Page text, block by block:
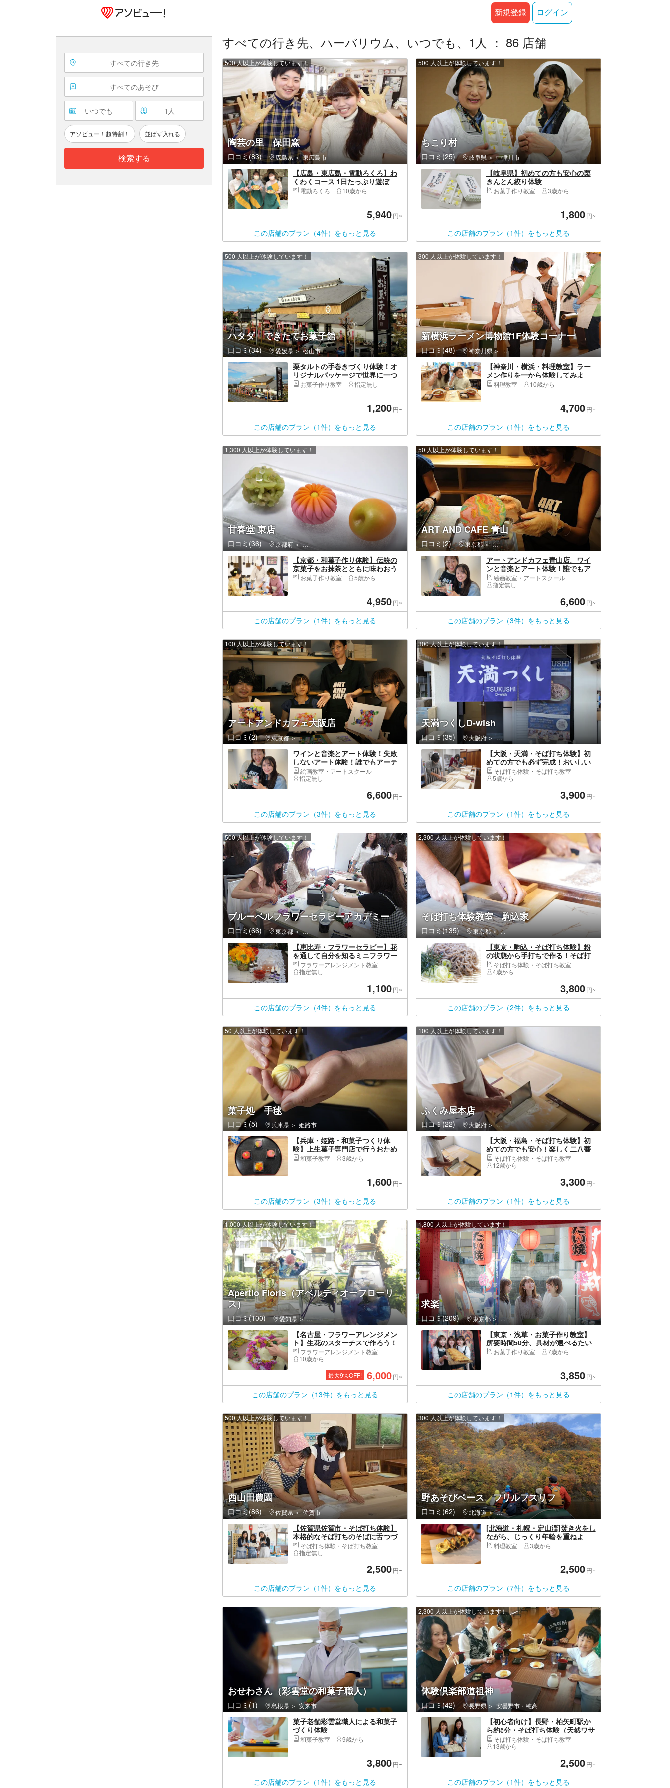
新規登録 ログイン
すべての行き先
すべてのあそび
いつでも 1 人
アソビュー！超特割！ 並ばず入れる
検索する
すべての行き先、ハーバリウム、いつでも、1人 ： 86 店舗
陶芸の里 保田窯
口コミ(83) 広島県 東広島市
500 人以上が体験しています！
【広島・東広島・電動ろくろ】わ
くわくコース 1日たっぷり遊ぼ
う！電動 ロクロ＆ピザ焼き体験
電動ろくろ 10歳から
5,940円~
この店舗のプラン（4件）をもっと見る
ちこり村
口コミ(25) 岐阜県 中津川市
500 人以上が体験しています！
【岐阜県】初めての方も安心の栗
きんとん絞り体験
お菓子作り教室 3歳から
1,800円~
この店舗のプラン（1件）をもっと見る
ハタダ できたてお菓子館
口コミ(34) 愛媛県 松山市
500 人以上が体験しています！
栗タルトの手巻きづくり体験！オ
リジナルパッケージで世界に一つ
だけのタルトを作り！
お菓子作り教室 指定無し
1,200円~
この店舗のプラン（1件）をもっと見る
新横浜ラーメン博物館1F体験コーナー
口コミ(48) 神奈川県 港北区（横浜市）・新横浜・綱島
300 人以上が体験しています！
【神奈川・横浜・料理教室】ラー
メン作りを一から体験してみよ
う！麺（2食分）
料理教室 10歳から
4,700円~
この店舗のプラン（1件）をもっと見る
甘春堂 東店
口コミ(36) 京都府 東山区（京都市）・祇園・嵯峨野
1,300 人以上が体験しています！
【京都・和菓子作り体験】伝統の
京菓子をお抹茶とともに味わおう
（上生菓子3個、干菓子1個、）※特
お菓子作り教室 5歳から
4,950円~
この店舗のプラン（1件）をもっと見る
ART AND CAFE 青山
口コミ(2) 東京都 渋谷区・原宿・恵比寿・代官山
50 人以上が体験しています！
アートアンドカフェ青山店。ワイ
ンと音楽とアート体験！誰でもア
ーティストになれる場所！大人
気！たらし込みアート（ポーリン
絵画教室・アートスクール
指定無し
6,600円~
この店舗のプラン（3件）をもっと見る
アートアンドカフェ大阪店
口コミ(2) 東京都 渋谷区・原宿・恵比寿・代官山
100 人以上が体験しています！
ワインと音楽とアート体験！失敗
しないアート体験！誰でもアーテ
ィストになれる場所！大人気！た
らし込みアート（ポーリングアー
絵画教室・アートスクール
指定無し
6,600円~
この店舗のプラン（3件）をもっと見る
天満つくしD-wish
口コミ(35) 大阪府 北区（大阪市）・北新地・中之島・大阪天満宮・中津
300 人以上が体験しています！
【大阪・天満・そば打ち体験】初
めての方でも必ず完成！おいしい
思い出づくり！カジュアルそば打
ち体験（500グラム）
そば打ち体験・そば打ち教室
5歳から
3,900円~
この店舗のプラン（1件）をもっと見る
ブルーベルフラワーセラピーアカデミー
口コミ(66) 東京都 渋谷区・原宿・恵比寿・代官山
500 人以上が体験しています！
【恵比寿・フラワーセラピー】花
を通して自分を知るミニフラワー
カウンセリング
フラワーアレンジメント教室
指定無し
1,100円~
この店舗のプラン（4件）をもっと見る
そば打ち体験教室 駒込家
口コミ(135) 東京都 豊島区・池袋・巣鴨・大塚・目白
2,300 人以上が体験しています！
【東京・駒込・そば打ち体験】粉
の状態から手打ちで作る！そば打
ち体験プラン
そば打ち体験・そば打ち教室
4歳から
3,800円~
この店舗のプラン（2件）をもっと見る
菓子処 手毬
口コミ(5) 兵庫県 姫路市
50 人以上が体験しています！
【兵庫・姫路・和菓子つくり体
験】上生菓子専門店で行うおため
し体験(1個)
和菓子教室 3歳から
1,600円~
この店舗のプラン（3件）をもっと見る
ふくみ屋本店
口コミ(22) 大阪府 福島区（大阪市）・野田・淀川
100 人以上が体験しています！
【大阪・福島・そば打ち体験】初
めての方でも安心！楽しく二八蕎
麦を打っていただけます。
そば打ち体験・そば打ち教室
12歳から
3,300円~
この店舗のプラン（1件）をもっと見る
Apertio Floris（アペルティオーフローリ
ス）
口コミ(100) 愛知県 中区（名古屋市）・栄・久屋大通・大須観音
1,000 人以上が体験しています！
【名古屋・フラワーアレンジメン
ト】生花のスターチスで作ろう！
リース（1個）
フラワーアレンジメント教室
10歳から
最大9%OFF! 6,000円~
この店舗のプラン（13件）をもっと見る
求楽
口コミ(209) 東京都 墨田区・両国・錦糸町・東京スカイツリー
1,800 人以上が体験しています！
【東京・浅草・お菓子作り教室】
所要時間50分、具材が選べるたい
焼き作り体験！「浅草駅」から徒
お菓子作り教室 7歳から
3,850円~
この店舗のプラン（1件）をもっと見る
西山田農園
口コミ(86) 佐賀県 佐賀市
500 人以上が体験しています！
【佐賀県佐賀市・そば打ち体験】
本格的なそば打ちのそばに舌つづ
み そば打ち体験・そば打ち教室
指定無し
2,500円~
この店舗のプラン（1件）をもっと見る
野あそびベース フリルフスリフ
口コミ(62) 北海道 南区（札幌市）・定山渓・真駒内・芸術の森
300 人以上が体験しています！
[北海道・札幌・定山渓]焚き火をし
ながら、じっくり年輪を重ねよ
う！～くるくるバウムクーヘン作
料理教室 3歳から
2,500円~
この店舗のプラン（7件）をもっと見る
おせわさん（彩雲堂の和菓子職人）
口コミ(1) 島根県 安来市
菓子老舗彩雲堂職人による和菓子
づくり体験
和菓子教室 9歳から
3,800円~
この店舗のプラン（1件）をもっと見る
体験倶楽部道祖神
口コミ(42) 長野県 安曇野市・穂高
2,300 人以上が体験しています！
【初心者向け】長野・柏矢町駅か
ら約5分・そば打ち体験（天然ワサ
ビ付き）
そば打ち体験・そば打ち教室
13歳から
2,500円~
この店舗のプラン（1件）をもっと見る